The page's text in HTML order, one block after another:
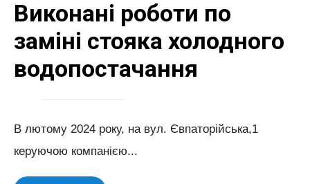
Виконані роботи по
заміні стояка холодного
водопостачання
В лютому 2024 року, на вул. Євпаторійська,1
керуючою компанією...